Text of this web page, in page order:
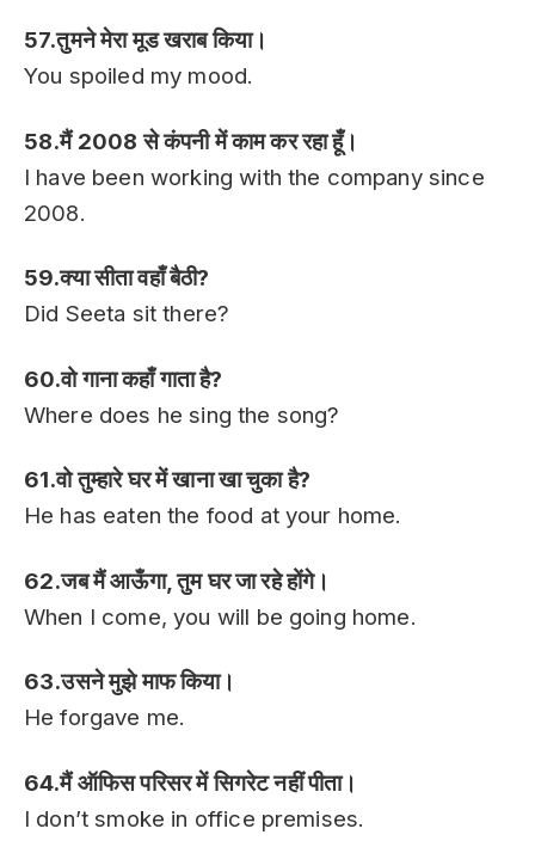
57.तुमने मेरा मूड खराब किया।
You spoiled my mood.
58.मैं 2008 से कंपनी में काम कर रहा हूँ।
I have been working with the company since
2008.
59.क्या सीता वहाँ बैठी?
Did Seeta sit there?
60.वो गाना कहाँ गाता है?
Where does he sing the song?
61.वो तुम्हारे घर में खाना खा चुका है?
He has eaten the food at your home.
62.जब मैं आऊँगा, तुम घर जा रहे होंगे।
When I come, you will be going home.
63.उसने मुझे माफ किया।
He forgave me.
64.मैं ऑफिस परिसर में सिगरेट नहीं पीता।
I don’t smoke in office premises.